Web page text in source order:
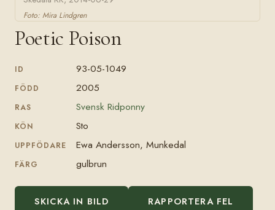
Foto: Mira Lindgren
Poetic Poison
ID 93-05-1049
FÖDD 2005
RAS Svensk Ridponny
KÖN Sto
UPPFÖDARE Ewa Andersson, Munkedal
FÄRG gulbrun
SKICKA IN BILD RAPPORTERA FEL